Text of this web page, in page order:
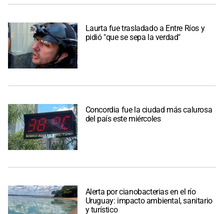
Laurta fue trasladado a Entre Ríos y
pidió "que se sepa la verdad"
Concordia fue la ciudad más calurosa
del país este miércoles
Alerta por cianobacterias en el río
Uruguay: impacto ambiental, sanitario
y turístico